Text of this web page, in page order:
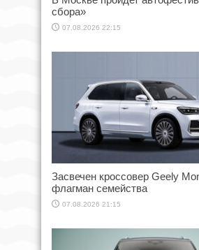
сбора»
07.08.2026 22:15
Засвечен кроссовер Geely
флагман семейства
07.08.2026 21:15